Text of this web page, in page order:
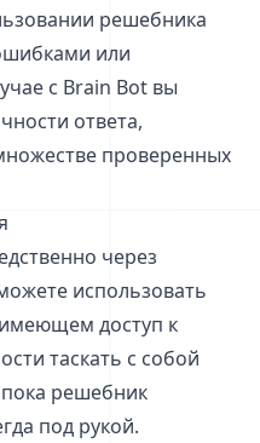
решебника
или
с Brain Bot вы
ответа,
проверенных
через
использовать
доступ к
таскать с собой
решебник
под рукой.